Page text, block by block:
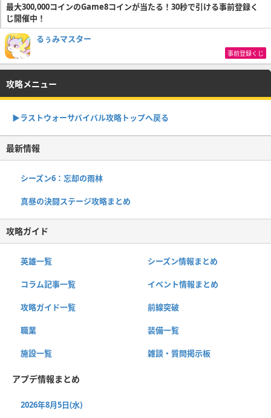
最大300,000コインのGame8コインが当たる！30秒で引ける事前登録く
じ開催中！
るぅみマスター
事前登録くじ
攻略メニュー
▶︎ラストウォーサバイバル攻略トップへ戻る
最新情報
シーズン6：忘却の雨林
真昼の決闘ステージ攻略まとめ
攻略ガイド
英雄一覧 シーズン情報まとめ
コラム記事一覧 イベント情報まとめ
攻略ガイド一覧 前線突破
職業 装備一覧
施設一覧 雑談・質問掲示板
アプデ情報まとめ
2026年8月5日(水)